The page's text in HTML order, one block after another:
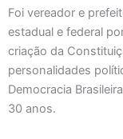
Foi vereador e
estadual e federal
criação da
personalidades
Democracia
30 anos.